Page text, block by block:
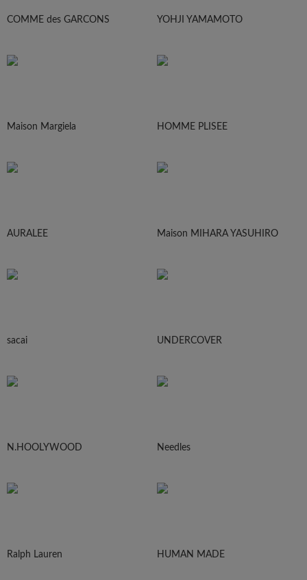
COMME des GARCONS YOHJI YAMAMOTO
Maison Margiela HOMME PLISEE
AURALEE Maison MIHARA YASUHIRO
sacai UNDERCOVER
N.HOOLYWOOD Needles
Ralph Lauren HUMAN MADE